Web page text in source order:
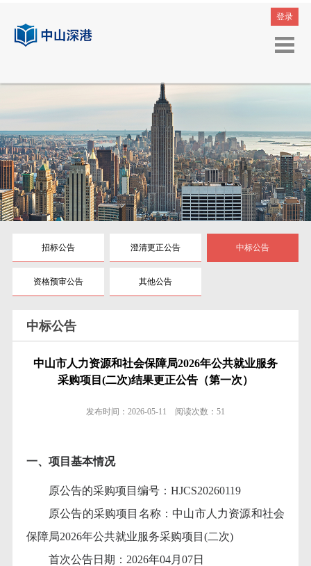
登录
招标公告 澄清更正公告 中标公告
资格预审公告 其他公告
中标公告
中山市人力资源和社会保障局2026年公共就业服务
采购项目(二次)结果更正公告（第一次）
发布时间： 2026-05-11 阅读次数： 51
一、项目基本情况
原公告的采购项目编号： HJCS20260119
原公告的采购项目名称：中山市人力资源和社会
保障局2026年公共就业服务采购项目(二次)
首次公告日期： 2026年04月07日